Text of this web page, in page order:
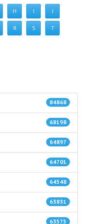
H I J
R S T
84868
68198
64897
64701
64548
63831
63575